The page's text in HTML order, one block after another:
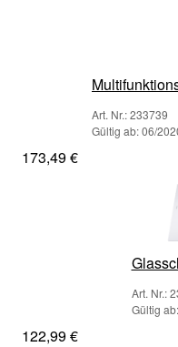
Art. Nr.: 233739
Gültig ab: 06/
173,49 €
Art. Nr.:
Gültig
122,99 €